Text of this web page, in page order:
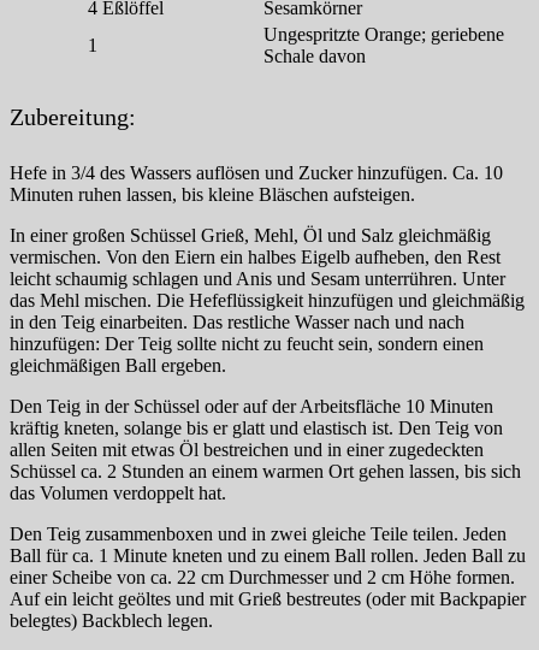
4 Eßlöffel
Sesamkörner
1
Ungespritzte Orange; geriebene
Schale davon
Zubereitung:
Hefe in 3/4 des Wassers auflösen und Zucker hinzufügen. Ca. 10
Minuten ruhen lassen, bis kleine Bläschen aufsteigen.
In einer großen Schüssel Grieß, Mehl, Öl und Salz gleichmäßig
vermischen. Von den Eiern ein halbes Eigelb aufheben, den Rest
leicht schaumig schlagen und Anis und Sesam unterrühren. Unter
das Mehl mischen. Die Hefeflüssigkeit hinzufügen und gleichmäßig
in den Teig einarbeiten. Das restliche Wasser nach und nach
hinzufügen: Der Teig sollte nicht zu feucht sein, sondern einen
gleichmäßigen Ball ergeben.
Den Teig in der Schüssel oder auf der Arbeitsfläche 10 Minuten
kräftig kneten, solange bis er glatt und elastisch ist. Den Teig von
allen Seiten mit etwas Öl bestreichen und in einer zugedeckten
Schüssel ca. 2 Stunden an einem warmen Ort gehen lassen, bis sich
das Volumen verdoppelt hat.
Den Teig zusammenboxen und in zwei gleiche Teile teilen. Jeden
Ball für ca. 1 Minute kneten und zu einem Ball rollen. Jeden Ball zu
einer Scheibe von ca. 22 cm Durchmesser und 2 cm Höhe formen.
Auf ein leicht geöltes und mit Grieß bestreutes (oder mit Backpapier
belegtes) Backblech legen.